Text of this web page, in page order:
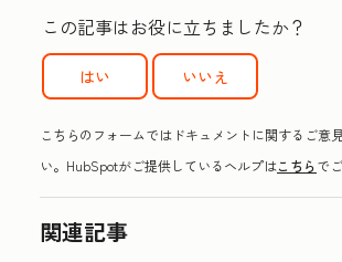
この記事はお役に立ちましたか？
はい いいえ
こちらのフォームではドキュメントに関するご意
い。HubSpotがご提供しているヘルプはこちらで
関連記事